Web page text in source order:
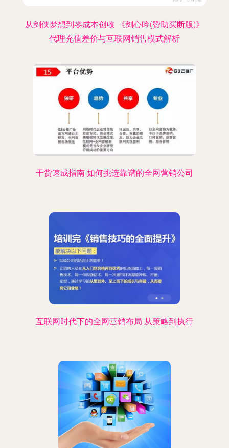
从剑侠梦想到零成本创收 《剑心吟(赞助买断版)》
代理充值差价与互联网销售模式解析
干货速成指南 如何挑选靠谱的全网营销公司
互联网时代下的全网营销布局 从策略到执行